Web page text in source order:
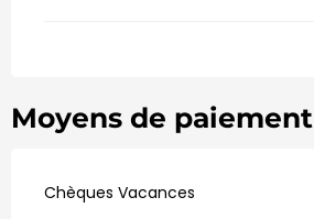
Moyens de paiement
Chèques Vacances